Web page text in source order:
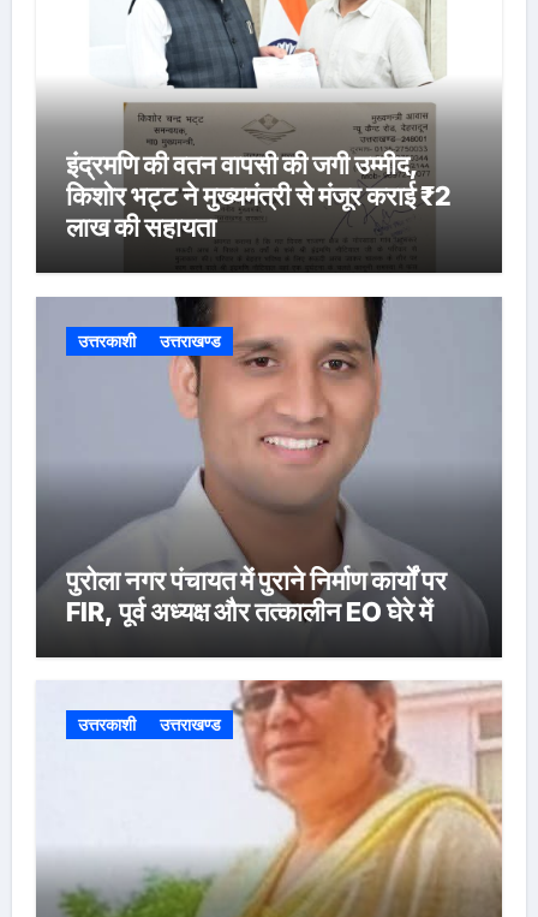
इंद्रमणि की वतन वापसी की जगी उम्मीद,
किशोर भट्ट ने मुख्यमंत्री से मंजूर कराई ₹2
लाख की सहायता
उत्तरकाशी उत्तराखण्ड
पुरोला नगर पंचायत में पुराने निर्माण कार्यों पर
FIR, पूर्व अध्यक्ष और तत्कालीन EO घेरे में
उत्तरकाशी उत्तराखण्ड